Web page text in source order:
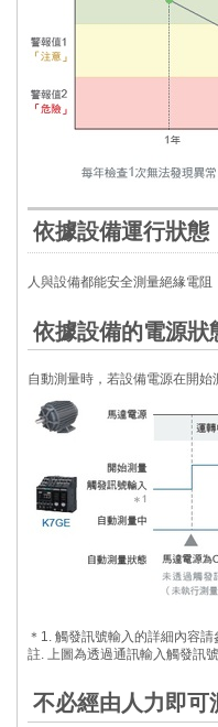
依據設備運行狀態
人與設備都能安全測量絕緣電
依據設備的電源狀
自動測量時，若設備電源在開
＊1. 觸發訊號輸入的詳細內容
註. 上圖為透過通訊輸入觸發訊
不必經由人力即可